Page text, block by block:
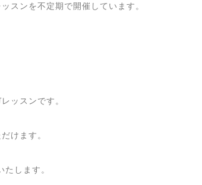
スンを不定期で開催しています。
ッスンです。
けます。
します。